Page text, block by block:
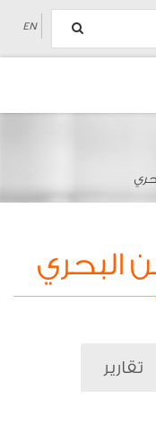
EN
البحري
تقارير